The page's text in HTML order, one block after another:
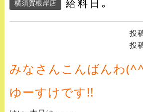
横須賀根岸店 給料日｡
投
投
みなさんこんばんわ
ゆーすけです!!